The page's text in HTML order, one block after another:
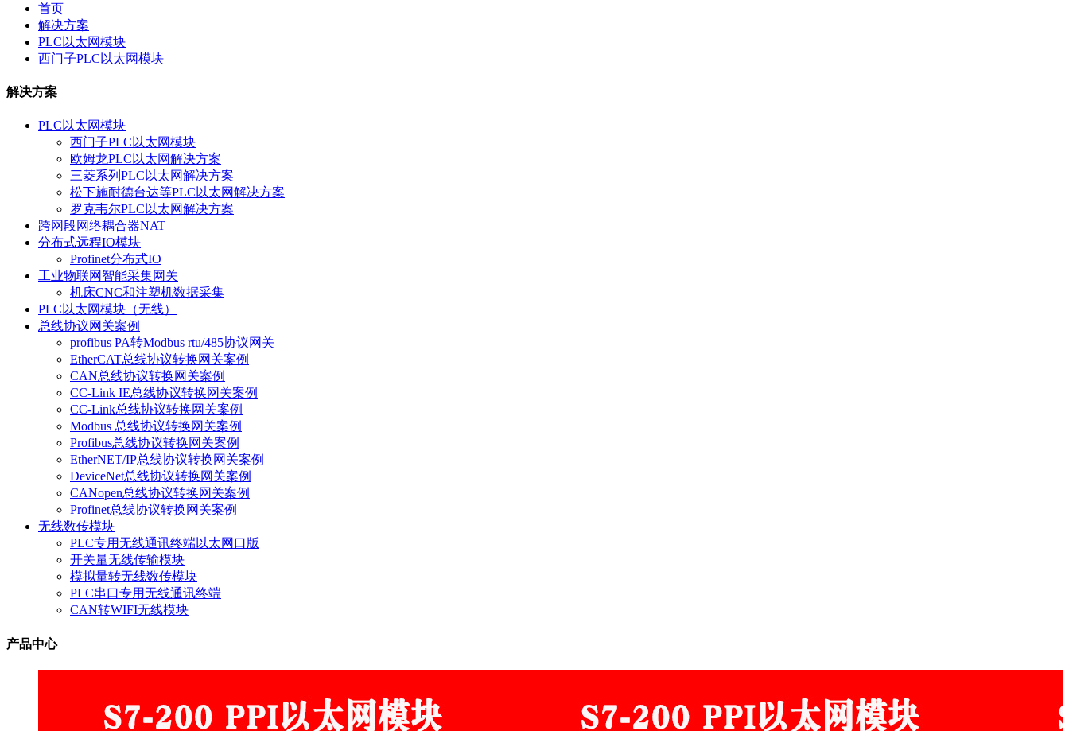
首页
解决方案
PLC以太网模块
西门子PLC以太网模块
解决方案
PLC以太网模块
西门子PLC以太网模块
欧姆龙PLC以太网解决方案
三菱系列PLC以太网解决方案
松下施耐德台达等PLC以太网解决方案
罗克韦尔PLC以太网解决方案
跨网段网络耦合器NAT
分布式远程IO模块
Profinet分布式IO
工业物联网智能采集网关
机床CNC和注塑机数据采集
PLC以太网模块（无线）
总线协议网关案例
profibus PA转Modbus rtu/485协议网关
EtherCAT总线协议转换网关案例
CAN总线协议转换网关案例
CC-Link IE总线协议转换网关案例
CC-Link总线协议转换网关案例
Modbus 总线协议转换网关案例
Profibus总线协议转换网关案例
EtherNET/IP总线协议转换网关案例
DeviceNet总线协议转换网关案例
CANopen总线协议转换网关案例
Profinet总线协议转换网关案例
无线数传模块
PLC专用无线通讯终端以太网口版
开关量无线传输模块
模拟量转无线数传模块
PLC串口专用无线通讯终端
CAN转WIFI无线模块
产品中心